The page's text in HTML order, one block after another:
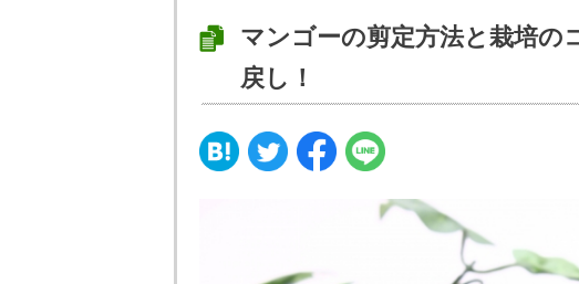
マンゴーの剪定方法と栽培の
戻し！